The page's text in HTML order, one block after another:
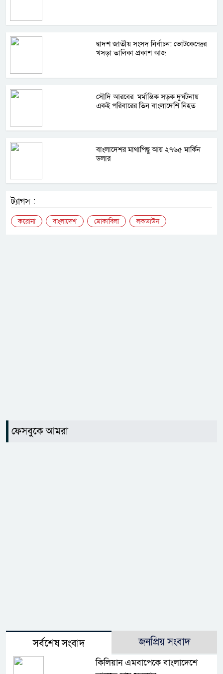
দ্বাদশ জাতীয় সংসদ নির্বাচন: ভোটকেন্দ্রের
খসড়া তালিকা প্রকাশ আজ
সৌদি আরবের মর্মান্তিক সড়ক দুর্ঘটনায়
একই পরিবারের তিন বাংলাদেশি নিহত
বাংলাদেশর মাথাপিছু আয় ২৭৬৫ মার্কিন
ডলার
ট্যাগস :
করোনা বাংলাদেশ মোকাবিলা লকডাউন
ফেসবুকে আমরা
সর্বশেষ সংবাদ জনপ্রিয় সংবাদ
কিলিয়ান এমবাপেকে বাংলাদেশে